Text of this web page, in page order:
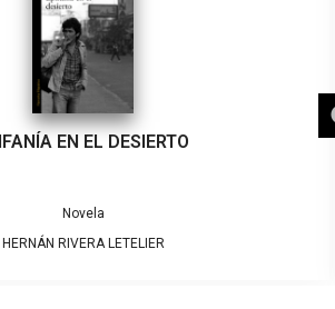
EN EL DESIERTO
Novela
HERNÁN RIVERA LETELIER